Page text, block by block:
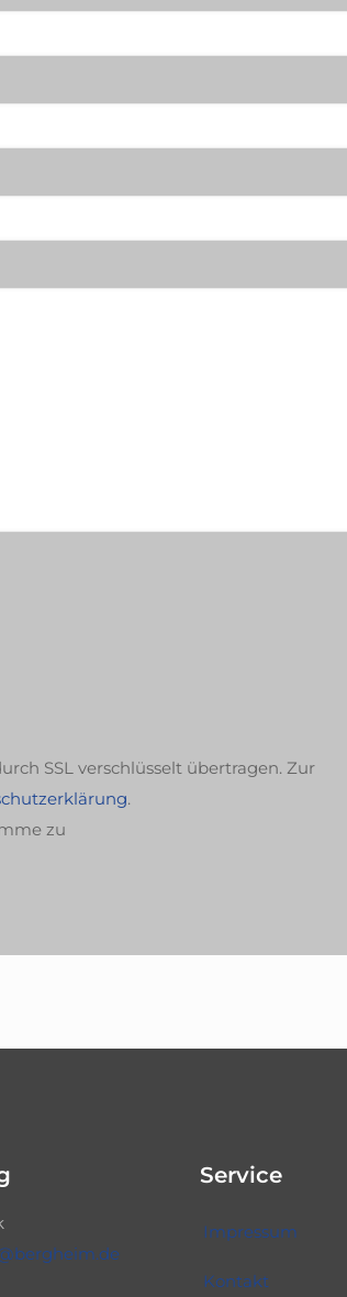
SSL verschlüsselt übertragen. Zur
.
zu
Service
Impressum
Kontakt